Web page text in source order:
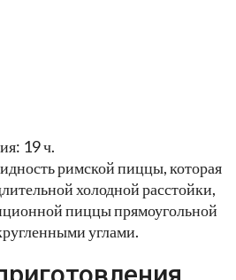
19 ч.
римской пиццы, которая
холодной расстойки,
пиццы прямоугольной
углами.